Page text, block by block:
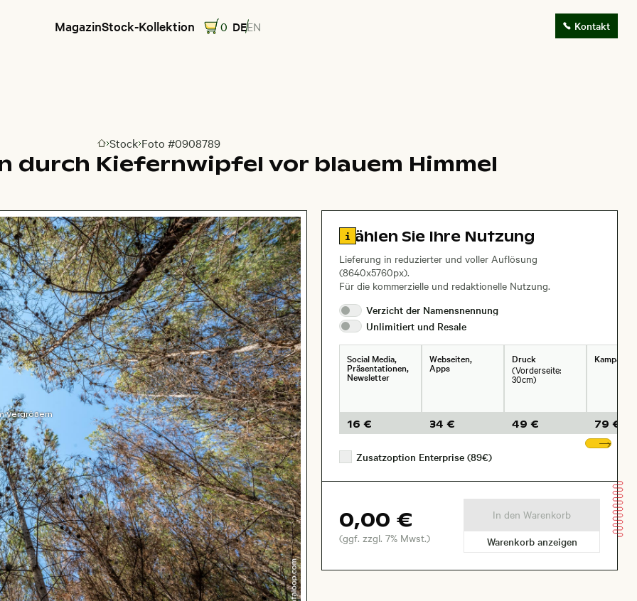
MagazinStock-Kollektion 0 DEEN Kontakt
Zur Homepage
Stock Foto #0908789
durch Kiefernwipfel vor blauem Himmel
Vergrößern
Zu den Lizenzinformationen springen
Wählen Sie Ihre Nutzung
Lieferung in reduzierter und voller Auflösung
(8640x5760px).
Für die kommerzielle und redaktionelle Nutzung.
Verzicht der Namensnennung
Unlimitiert und Resale
Social Media,
Präsentationen,
Newsletter
16 €
Webseiten,
Apps
34 €
Druck
(Vorderseite:
30cm)
49 €
79 €
Zusatzoption Enterprise (89€)
0,00 €
(ggf. zzgl. 7% Mwst.)
In den Warenkorb
Warenkorb anzeigen